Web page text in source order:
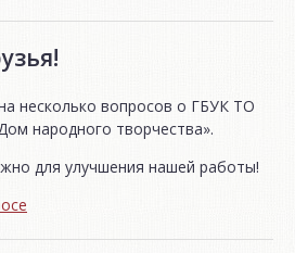
несколько вопросов о ГБУК ТО
народного творчества».
для улучшения нашей работы!